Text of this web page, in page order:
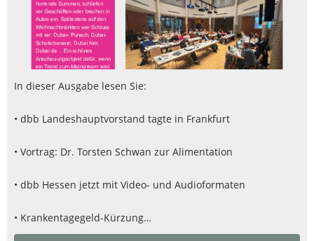
In dieser Ausgabe lesen Sie:
• dbb Landeshauptvorstand tagte in Frankfurt
• Vortrag: Dr. Torsten Schwan zur Alimentation
• dbb Hessen jetzt mit Video- und Audioformaten
• Krankentagegeld-Kürzung…